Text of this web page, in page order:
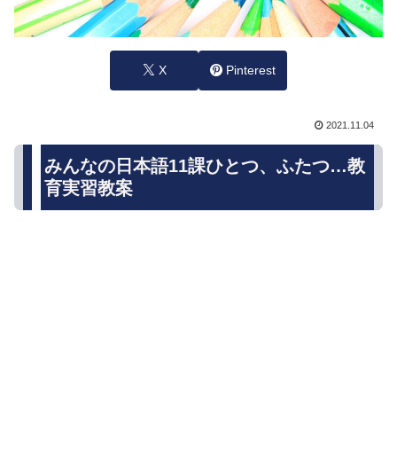
X Pinterest
2021.11.04
みんなの日本語11課ひとつ、ふたつ…教
育実習教案